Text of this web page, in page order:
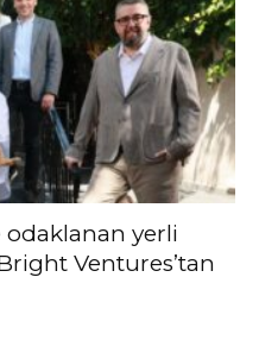
yerli
Ventures’tan